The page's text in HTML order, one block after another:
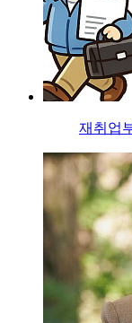
재취업